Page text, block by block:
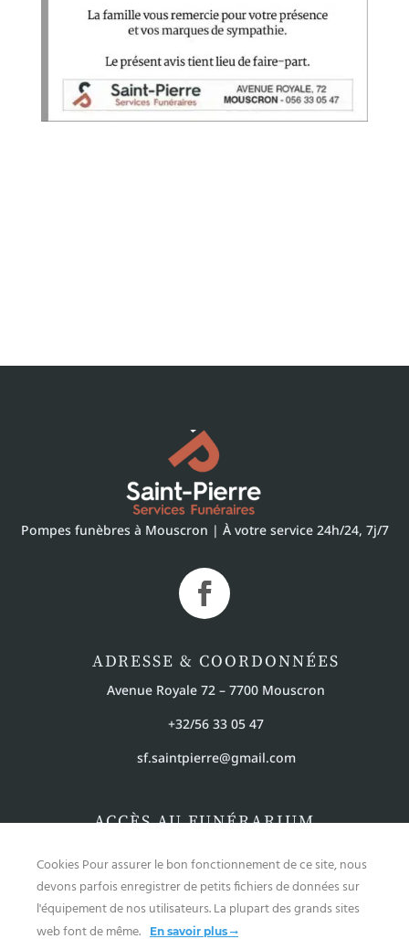
Pompes funèbres à Mouscron | À votre service 24h/24, 7j/7
ADRESSE & COORDONNÉES
Avenue Royale 72 – 7700 Mouscron
+32/56 33 05 47
sf.saintpierre@gmail.com
ACCÈS AU FUNÉRARIUM
Le samedi de 09h00 à 17h
Cookies Pour assurer le bon fonctionnement de ce site, nous
devons parfois enregistrer de petits fichiers de données sur
l'équipement de nos utilisateurs. La plupart des grands sites
web font de même.
En savoir plus